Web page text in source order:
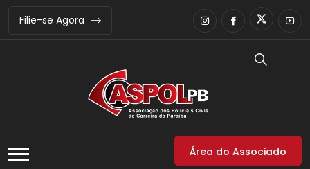
Filie-se Agora
Área do Associado